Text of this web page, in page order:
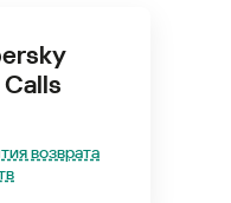
возврата